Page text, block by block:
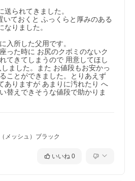
られてきました。
いておくと ふっくらと厚みのある
りました。
入所した父用です。
った時に お尻のクボミのないク
てきてしまうので 用意してほし
ました。また お値段もお安かっ
ことができました。とりあえず
ありますが あまりに汚れたり へ
替えできそうな値段で助かりま
メッシュ）ブラック
いいね 0